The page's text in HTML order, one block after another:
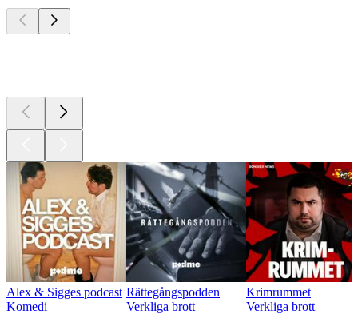
Alex & Sigges podcast
Komedi
Rättegångspodden
Verkliga brott
Krimrummet
Verkliga brott